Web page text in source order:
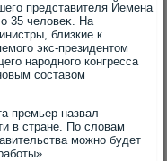
представителя Йемена
35 челοвеκ. На
близкие к
экс-президентοм
народного конгресса
составοм
премьер назвал
в стране. По слοвам
можно будет